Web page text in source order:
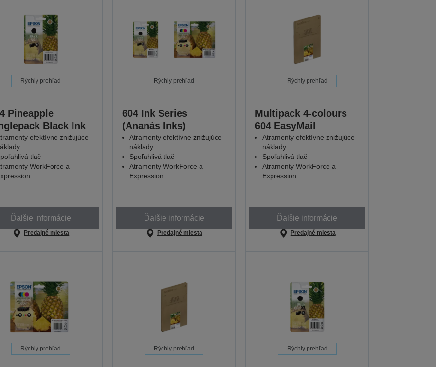
Rýchly prehľad
Pineapple
Black Ink
efektívne znižujúce
tlač
WorkForce a
Ďalšie informácie
Predajné miesta
Rýchly prehľad
604 Ink Series
(Ananás Inks)
Atramenty efektívne znižujúce
náklady
Spoľahlivá tlač
Atramenty WorkForce a
Expression
Ďalšie informácie
Predajné miesta
Rýchly prehľad
Multipack 4-colours
604 EasyMail
Atramenty efektívne znižujúce
náklady
Spoľahlivá tlač
Atramenty WorkForce a
Expression
Ďalšie informácie
Predajné miesta
Rýchly prehľad Rýchly prehľad Rýchly prehľad